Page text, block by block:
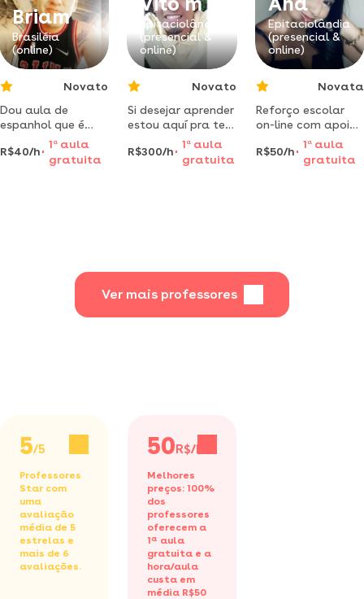
estatistica
básicae
elaboraçãode tcc
são as minhas
especialidades.
Briam
Brasiléia
(online)
Novato
Dou aula de
espanhol que é
minha língua
nativa, estudo na
bolívia atualmente
R$40/h
1 aaula
gratuita
Epitaciolândia
(presencial &
online)
Novato
Si desejar aprender
estou aquí pra te
espanhol,
psicologia -
R$300/h
1 a aula
gratuita
Epitaciolândia
(presencial &
online)
Novata
Reforço escolar
on-line com apoio
especializado
para alunos com
autismo ( tea)
R$50/h
1 aaula
gratuita
Ver mais professores
5/5
Professores
Star com
uma
avaliação
média de 5
estrelas e
mais de 6
avaliações.
50R$/h
Melhores
preços: 100%
dos
professores
oferecem a
1ª aula
gratuita e a
hora/aula
custa em
média R$50